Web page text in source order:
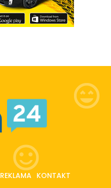
REKLAMA KONTAKT